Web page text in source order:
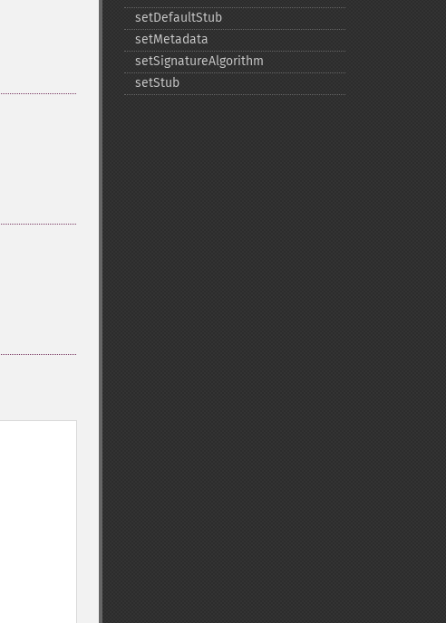
setDefaultStub
setMetadata
setSignatureAlgorithm
setStub